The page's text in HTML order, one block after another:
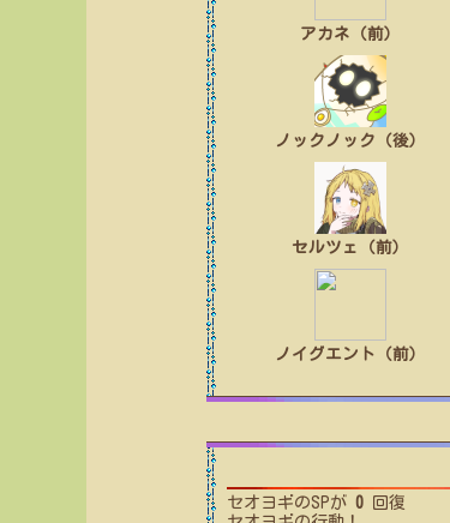
アカネ（前）
ノックノック（後）
セルツェ（前）
ノイグエント（前）
セオヨギのSPが 0回復